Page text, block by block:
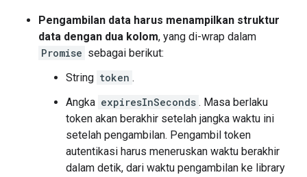
Pengambilan data harus menampilkan struktur
data dengan dua kolom, yang di-wrap dalam
Promise sebagai berikut:
String token .
Angka expiresInSeconds . Masa berlaku
token akan berakhir setelah jangka waktu ini
setelah pengambilan. Pengambil token
autentikasi harus meneruskan waktu berakhir
dalam detik, dari waktu pengambilan ke library